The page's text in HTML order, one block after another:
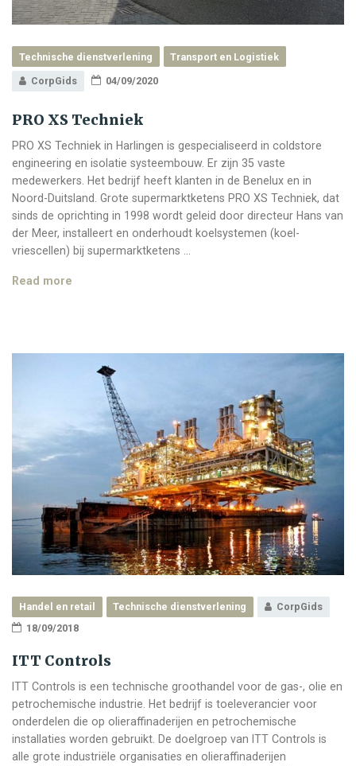
Technische dienstverlening Transport en Logistiek
CorpGids 04/09/2020
PRO XS Techniek
PRO XS Techniek in Harlingen is gespecialiseerd in coldstore
engineering en isolatie systeembouw. Er zijn 35 vaste
medewerkers. Het bedrijf heeft klanten in de Benelux en in
Noord-Duitsland. Grote supermarktketens PRO XS Techniek, dat
sinds de oprichting in 1998 wordt geleid door directeur Hans van
der Meer, installeert en onderhoudt koelsystemen (koel-
vriescellen) bij supermarktketens …
Read more
Handel en retail Technische dienstverlening
CorpGids
18/09/2018
ITT Controls
ITT Controls is een technische groothandel voor de gas-, olie en
petrochemische industrie. Het bedrijf is toeleverancier voor
onderdelen die op olieraffinaderijen en petrochemische
installaties worden gebruikt. De doelgroep van ITT Controls is
alle grote industriële organisaties en olieraffinaderijen